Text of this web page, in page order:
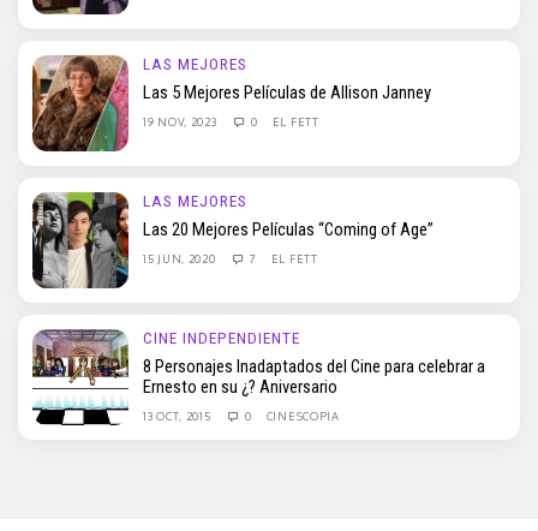
LAS MEJORES
Las 5 Mejores Películas de Allison Janney
19 NOV, 2023 0 EL FETT
LAS MEJORES
Las 20 Mejores Películas “Coming of Age”
15 JUN, 2020 7 EL FETT
CINE INDEPENDIENTE
8 Personajes Inadaptados del Cine para celebrar a
Ernesto en su ¿? Aniversario
13 OCT, 2015 0 CINESCOPIA